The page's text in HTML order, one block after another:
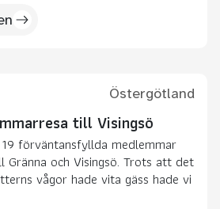
Östergötland
till Visingsö
förväntansfyllda medlemmar
och Visingsö. Trots att det
vågor hade vita gäss hade vi